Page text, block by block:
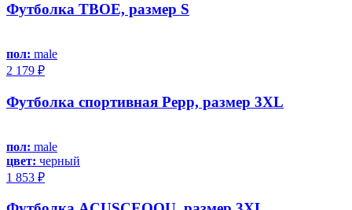
Футболка ТВОЕ, размер S
пол: male
2 179 ₽
Футболка спортивная Pepp, размер 3XL
пол: male
цвет: черный
1 853 ₽